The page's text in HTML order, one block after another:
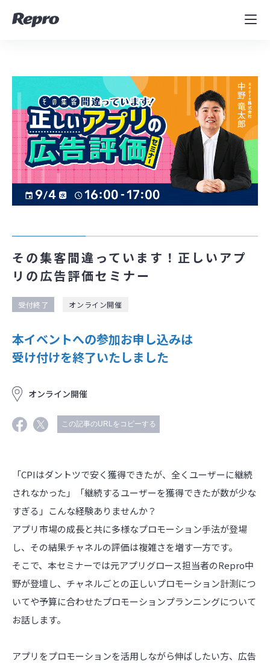
MAツール
コンサルティング
導入事例
セミナー／イベント
資料／コンテンツ
その集客間違っています！正しいアプ
リの広告評価セミナー
受付終了 オンライン開催
本イベントへの参加お申し込みは
受け付けを終了いたしました
オンライン開催
この記事のURLをコピーする
「CPIはダントツで安く獲得できたが、全くユーザーに継続
されなかった」「継続するユーザーを獲得できたが数が少な
すぎる」こんな経験ありませんか？
アプリ市場の成長と共に多様なプロモーション手法が登場
し、その結果チャネルの評価は複雑さを増す一方です。
そこで、本セミナーでは元アプリグロース担当者のRepro中
野が登壇し、チャネルごとの正しいプロモーション計測につ
いてや予算に合わせたプロモーションプランニングについて
お話します。
アプリをプロモーションを活用しながら伸ばしたい方、広告